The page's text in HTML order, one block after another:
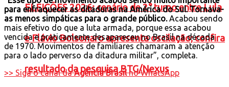
ELEIÇÕES 2026: cenário de 2° turno entre Lula
e Flávio Bolsonaro apresenta oscilação; confira
resultado da pesquisa BTG/Nexus
para enfraquecer as ditaduras na América do Sul. Tornava-
as menos simpáticas para o grande público.Acabou sendo
mais efetivo do que a luta armada, porque essa acabou
vencida e praticamente desapareceu no Brasil na década
de 1970. Movimentos de familiares chamaram a atenção
para o lado perverso da ditadura militar”, completa.
>> Siga o canal daAgência Brasilno WhatsApp